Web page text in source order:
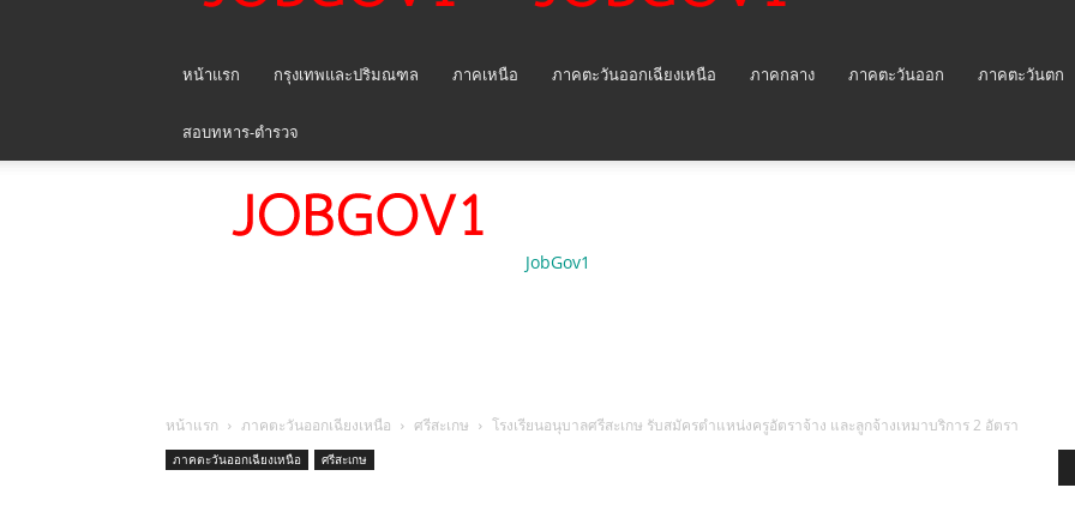
หน้าแรก กรุงเทพและปริมณฑล ภาคเหนือ ภาคตะวันออกเฉียงเหนือ ภาคกลาง ภาคตะวันออก ภาคตะวันตก
สอบทหาร-ตำรวจ
JobGov1
หน้าแรก ภาคตะวันออกเฉียงเหนือ ศรีสะเกษ โรงเรียนอนุบาลศรีสะเกษ รับสมัครตำแหน่งครูอัตราจ้าง และลูกจ้างเหมาบริการ 2 อัตรา
ภาคตะวันออกเฉียงเหนือ ศรีสะเกษ